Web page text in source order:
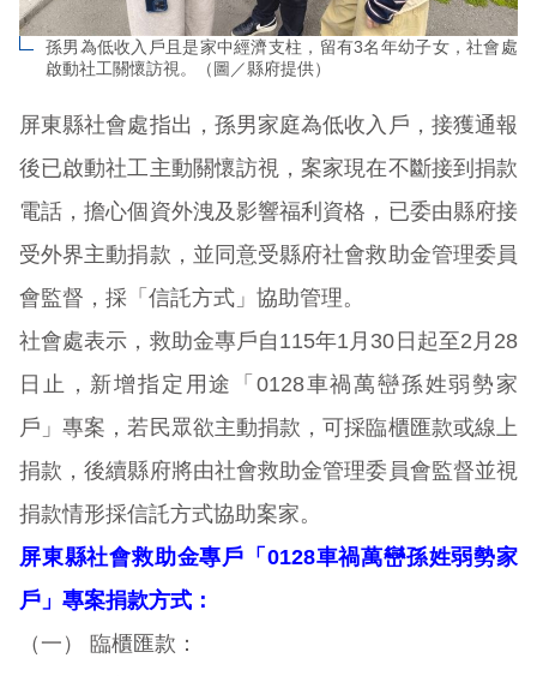
孫男為低收入戶且是家中經濟支柱，留有3名年幼子女，社會處
啟動社工關懷訪視。（圖／縣府提供）
屏東縣社會處指出，孫男家庭為低收入戶，接獲通報
後已啟動社工主動關懷訪視，案家現在不斷接到捐款
電話，擔心個資外洩及影響福利資格，已委由縣府接
受外界主動捐款，並同意受縣府社會救助金管理委員
會監督，採「信託方式」協助管理。
社會處表示，救助金專戶自115年1月30日起至2月28
日止，新增指定用途「0128車禍萬巒孫姓弱勢家
戶」專案，若民眾欲主動捐款，可採臨櫃匯款或線上
捐款，後續縣府將由社會救助金管理委員會監督並視
捐款情形採信託方式協助案家。
屏東縣社會救助金專戶「0128車禍萬巒孫姓弱勢家
戶」專案捐款方式：
（一） 臨櫃匯款：